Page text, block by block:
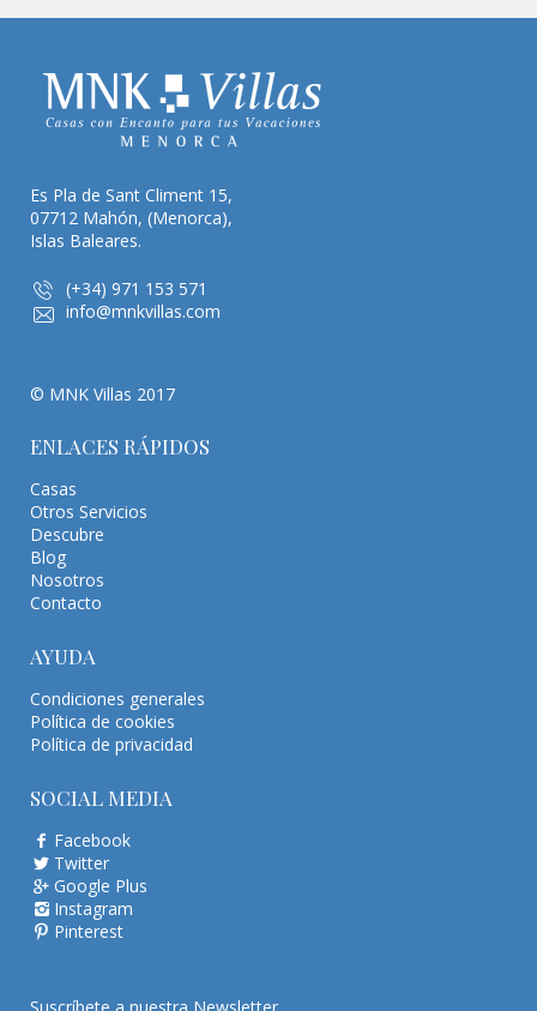
Es Pla de Sant Climent 15,
07712 Mahón, (Menorca),
Islas Baleares.
(+34) 971 153 571
info@mnkvillas.com
© MNK Villas 2017
ENLACES RÁPIDOS
Casas
Otros Servicios
Descubre
Blog
Nosotros
Contacto
AYUDA
Condiciones generales
Política de cookies
Política de privacidad
SOCIAL MEDIA
Facebook
Twitter
Google Plus
Instagram
Pinterest
Suscríbete a nuestra Newsletter